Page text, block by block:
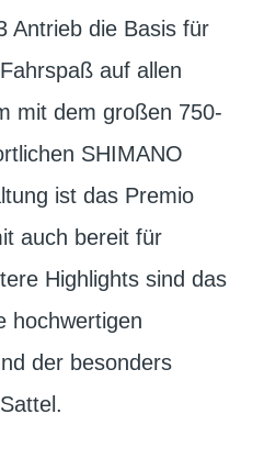
Antrieb die Basis für
auf allen
mit dem großen 750-
SHIMANO
ist das Premio
auch bereit für
Highlights sind das
hochwertigen
der besonders